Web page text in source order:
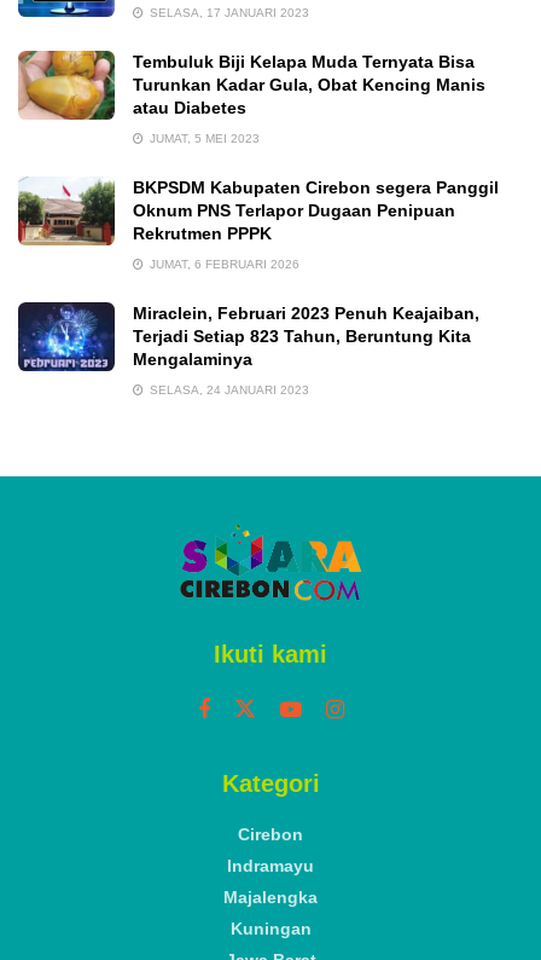
SELASA, 17 JANUARI 2023
Tembuluk Biji Kelapa Muda Ternyata Bisa
Turunkan Kadar Gula, Obat Kencing Manis
atau Diabetes
JUMAT, 5 MEI 2023
BKPSDM Kabupaten Cirebon segera Panggil
Oknum PNS Terlapor Dugaan Penipuan
Rekrutmen PPPK
JUMAT, 6 FEBRUARI 2026
Miraclein, Februari 2023 Penuh Keajaiban,
Terjadi Setiap 823 Tahun, Beruntung Kita
Mengalaminya
SELASA, 24 JANUARI 2023
Ikuti kami
Kategori
Cirebon
Indramayu
Majalengka
Kuningan